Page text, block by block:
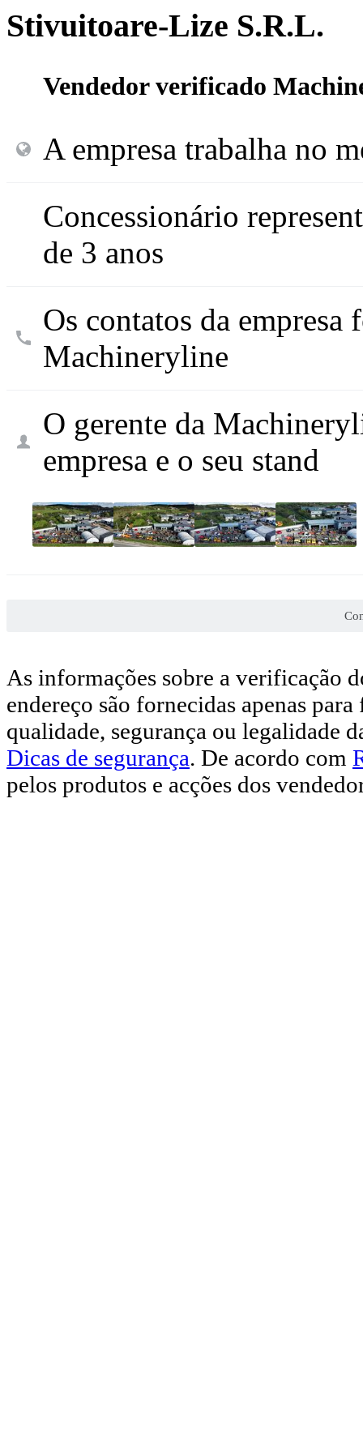
Stivuitoare-Lize S.R.L.
Vendedor verificado
A empresa trabalha no
Concessionário
de 3 anos
Os contatos da
Machineryline
O gerente da
empresa e o seu stand
As informações sobre a verificação
endereço são fornecidas apenas
qualidade, segurança ou legalidade
Dicas de segurança. De acordo com
pelos produtos e acções dos